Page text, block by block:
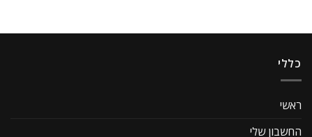
כללי
ראשי
החשבון שלי